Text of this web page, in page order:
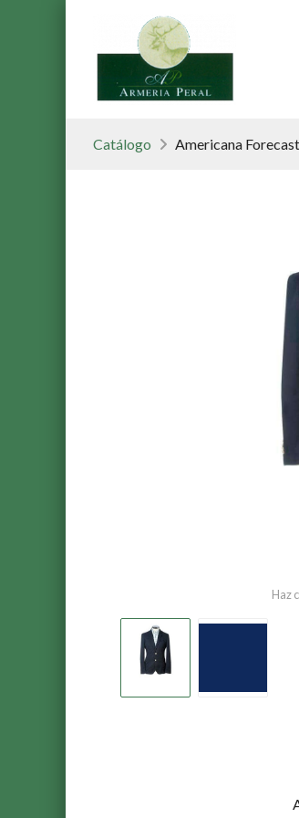
Catálogo Americana Forecast
Haz